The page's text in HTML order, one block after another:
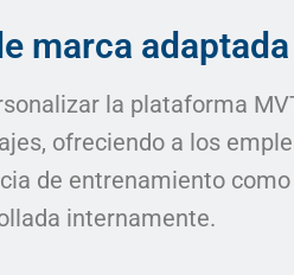
marca adaptada
la plataforma
ofreciendo a los
de entrenamiento
internamente.